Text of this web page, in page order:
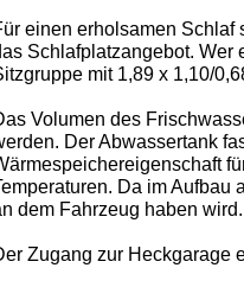
einen erholsamen Schlaf
Schlafplatzangebot. Wer
mit 1,89 x 1,10/
Volumen des
Der Abwassertank
Da im Aufbau
dem Fahrzeug haben wird.
Zugang zur Heckgarage